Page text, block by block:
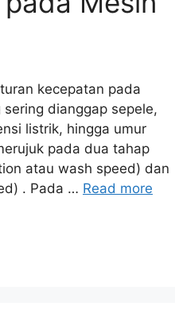
kecepatan pada
dianggap sepele,
listrik, hingga umur
pada dua tahap
atau wash speed) dan
. Pada … Read more